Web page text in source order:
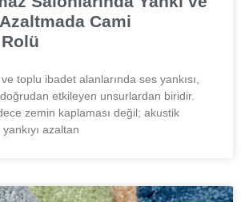
Cami
Rolü
toplu ibadet alanlarında ses yankısı,
etkileyen unsurlardan biridir.
zemin kaplaması değil; akustik
azaltan